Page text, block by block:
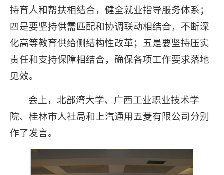
持育人和帮扶相结合，健全就业指导服务体系；
四是要坚持供需匹配和协调联动相结合，不断深
化高等教育供给侧结构性改革；五是要坚持压实
责任和支持保障相结合，确保各项工作要求落地
见效。
会上，北部湾大学、广西工业职业技术学
院、桂林市人社局和上汽通用五菱有限公司分别
作了发言。